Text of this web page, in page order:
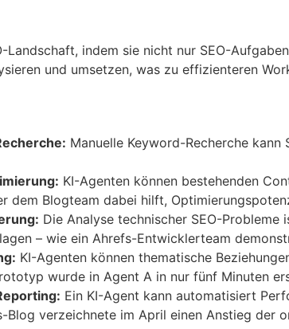
Landschaft, indem sie nicht nur SEO-
und umsetzen, was zu effizienteren
Manuelle Keyword-Recherche
KI-Agenten können bestehenden
dem Blogteam dabei hilft,
Die Analyse technischer SEO-
– wie ein Ahrefs-Entwicklerteam
KI-Agenten können thematische
wurde in Agent A in nur fünf Minuten
Ein KI-Agent kann automatisiert
Blog verzeichnete im April einen Anstieg der